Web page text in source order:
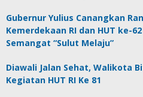
Gubernur Yulius Canangkan
Kemerdekaan RI dan HUT ke-
Semangat “Sulut Melaju”
Diawali Jalan Sehat, Walikota
Kegiatan HUT RI Ke 81